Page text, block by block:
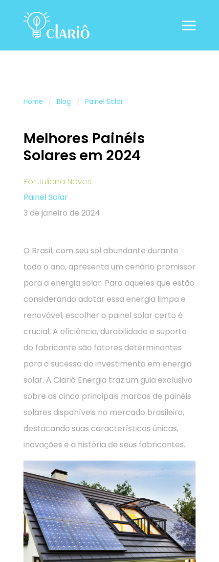
Home Blog Painel Solar
Melhores Painéis
Solares em 2024
Por Juliana Neves
Painel Solar
3 de janeiro de 2024
O Brasil, com seu sol abundante durante
todo o ano, apresenta um cenário promissor
para a energia solar. Para aqueles que estão
considerando adotar essa energia limpa e
renovável, escolher o painel solar certo é
crucial. A eficiência, durabilidade e suporte
do fabricante são fatores determinantes
para o sucesso do investimento em energia
solar. A Clariô Energia traz um guia exclusivo
sobre as cinco principais marcas de painéis
solares disponíveis no mercado brasileiro,
destacando suas características únicas,
inovações e a história de seus fabricantes.